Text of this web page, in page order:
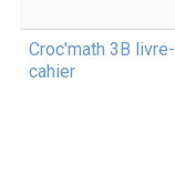
Croc'math 3B livre-
cahier